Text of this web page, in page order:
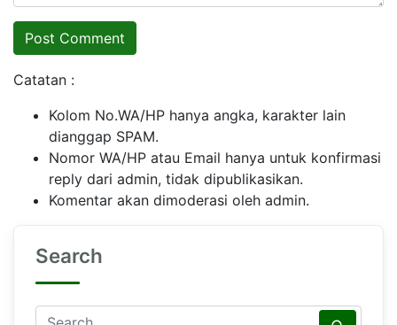
Catatan :
Kolom No.WA/HP hanya angka, karakter lain
dianggap SPAM.
Nomor WA/HP atau Email hanya untuk konfirmasi
reply dari admin, tidak dipublikasikan.
Komentar akan dimoderasi oleh admin.
Search